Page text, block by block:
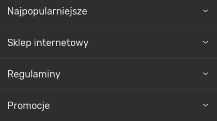
Najpopularniejsze
Sklep internetowy
Regulaminy
Promocje